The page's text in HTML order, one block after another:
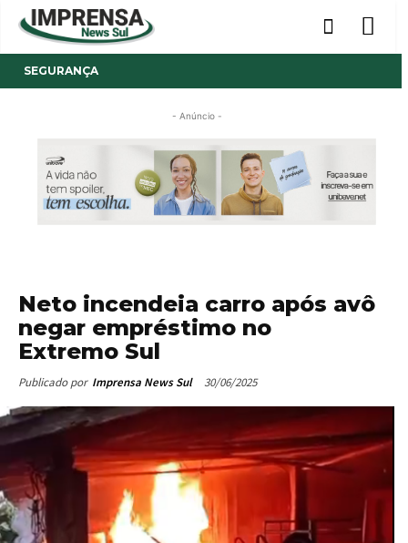
SEGURANÇA
- Anúncio -
Neto incendeia carro após avô
negar empréstimo no
Extremo Sul
Publicado por Imprensa News Sul 30/06/2025